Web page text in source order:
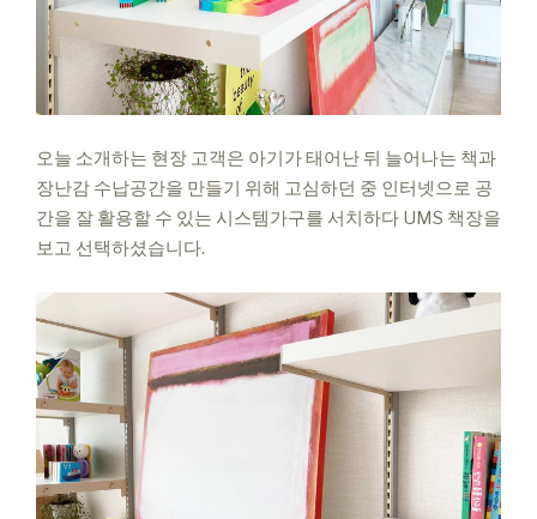
오늘 소개하는 현장 고객은 아기가 태어난 뒤 늘어나는 책과
장난감 수납공간을 만들기 위해 고심하던 중 인터넷으로 공
간을 잘 활용할 수 있는 시스템가구를 서치하다 UMS 책장을
보고 선택하셨습니다.